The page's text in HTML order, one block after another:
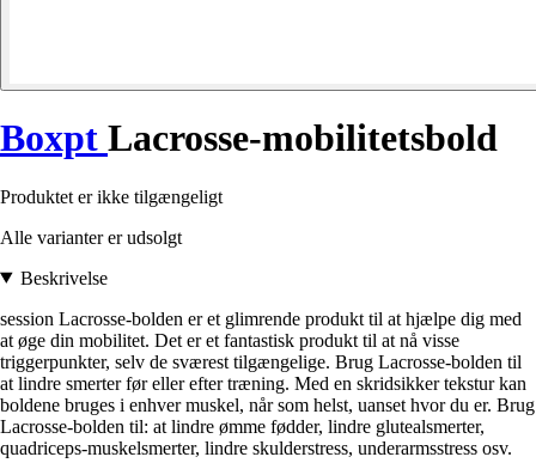
Boxpt Lacrosse-mobilitetsbold
Produktet er ikke tilgængeligt
Alle varianter er udsolgt
Beskrivelse
session Lacrosse-bolden er et glimrende produkt til at hjælpe dig med
at øge din mobilitet. Det er et fantastisk produkt til at nå visse
triggerpunkter, selv de sværest tilgængelige. Brug Lacrosse-bolden til
at lindre smerter før eller efter træning. Med en skridsikker tekstur kan
boldene bruges i enhver muskel, når som helst, uanset hvor du er. Brug
Lacrosse-bolden til: at lindre ømme fødder, lindre glutealsmerter,
quadriceps-muskelsmerter, lindre skulderstress, underarmsstress osv.